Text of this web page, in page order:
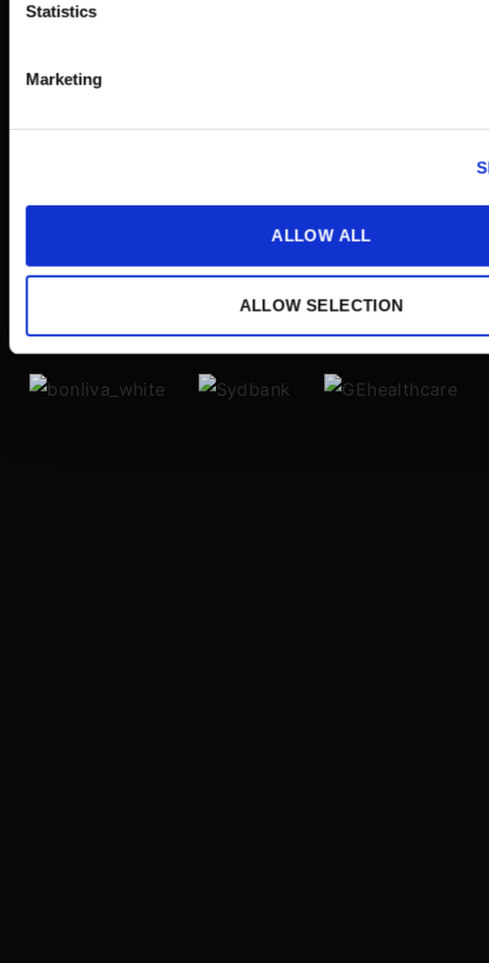
Statistics
Marketing
ALLOW ALL
ALLOW SELECTION
Pålitelig av over 100 selskaper